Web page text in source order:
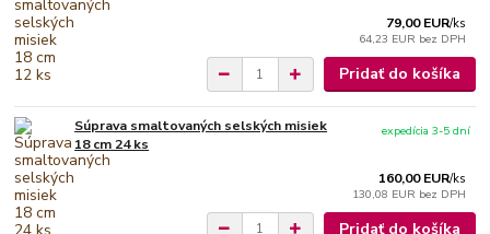
79,00 EUR/ks
64,23 EUR bez DPH
Pridať do košíka
Súprava smaltovaných selských misiek
18 cm 24 ks
160,00 EUR/ks
130,08 EUR bez DPH
expedícia 3-5 dní
Pridať do košíka